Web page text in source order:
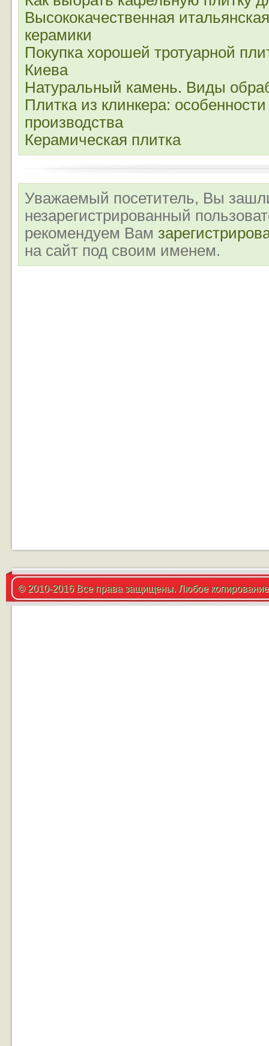
Высококачественная
керамики
Покупка хорошей тротуарной
Киева
Натуральный камень. Виды
Плитка из клинкера: особенности
производства
Керамическая плитка
Уважаемый посетитель, Вы
незарегистрированный
рекомендуем Вам
на сайт под своим именем.
© 2010-2016 Все права защищены. Любое